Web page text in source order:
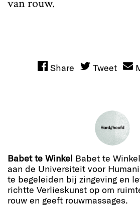
van rouw.
Share Tweet
Babet te Winkel Babet te
aan de Universiteit voor
te begeleiden bij zingeving en
richtte Verlieskunst op om
rouw en geeft rouwmassages.